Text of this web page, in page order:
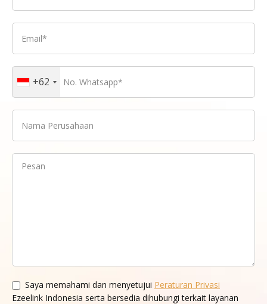
+62
Saya memahami dan menyetujui Peraturan Privasi
Ezeelink Indonesia serta bersedia dihubungi terkait layanan